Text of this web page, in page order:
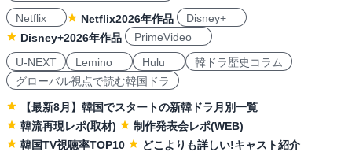
Netflix
Netflix2026年作品
Disney+
Disney+2026年作品
PrimeVideo
U-NEXT
Lemino Hulu
韓ドラ歴史コラム
グローバル視点で読む韓国ドラ
【最新8月】韓国でスタートの新韓ドラ月別一覧
韓流再現レポ(取材)
制作発表会レポ(WEB)
韓国TV視聴率TOP10
どこよりも詳しい!キャスト紹介